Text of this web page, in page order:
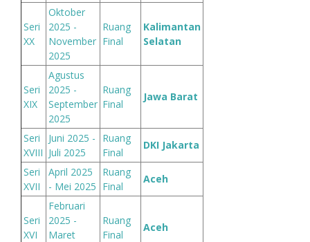
Seri
XX
Oktober
2025 -
November
2025
Ruang
Final
Kalimantan
Selatan
Seri
XIX
Agustus
2025 -
September
2025
Ruang
Final
Jawa Barat
Seri
XVIII
Juni 2025 -
Juli 2025
Ruang
Final
DKI Jakarta
Seri
XVII
April 2025
- Mei 2025
Ruang
Final
Aceh
Seri
XVI
Februari
2025 -
Maret
Ruang
Final
Aceh